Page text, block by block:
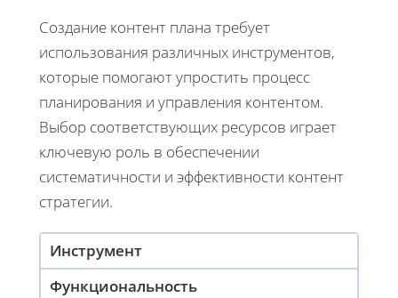
Создание контент плана требует
использования различных инструментов,
которые помогают упростить процесс
планирования и управления контентом.
Выбор соответствующих ресурсов играет
ключевую роль в обеспечении
систематичности и эффективности контент
стратегии.
Инструмент
Функциональность